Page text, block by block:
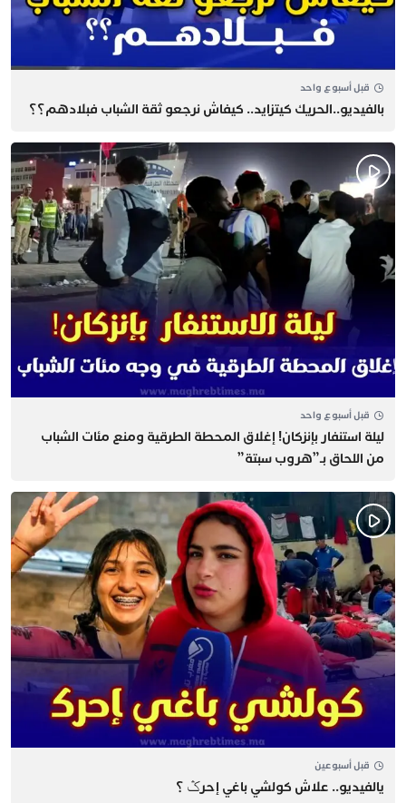
قبل أسبوع واحد
بالفيديو..الحريك كيتزايد.. كيفاش نرجعو ثقة الشباب فبلادهم؟؟
قبل أسبوع واحد
​ليلة استنفار بإنزكان! إغلاق المحطة الطرقية ومنع مئات الشباب
من اللحاق بـ”هروب سبتة”
قبل أسبوعين
يالفيديو.. علاش كولشي باغي إحرݣ ؟